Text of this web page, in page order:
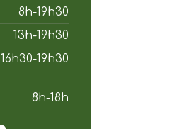
8h-19h30
13h-19h30
16h30-19h30
8h-18h